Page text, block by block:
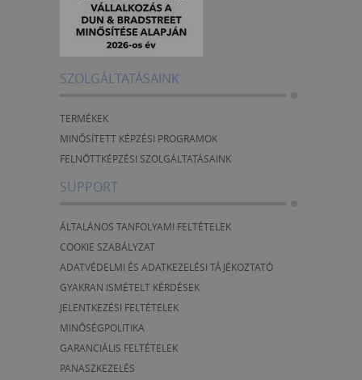
SZOLGÁLTATÁSAINK
TERMÉKEK
MINŐSÍTETT KÉPZÉSI PROGRAMOK
FELNŐTTKÉPZÉSI SZOLGÁLTATÁSAINK
SUPPORT
ÁLTALÁNOS TANFOLYAMI FELTÉTELEK
COOKIE SZABÁLYZAT
ADATVÉDELMI ÉS ADATKEZELÉSI TÁJÉKOZTATÓ
GYAKRAN ISMÉTELT KÉRDÉSEK
JELENTKEZÉSI FELTÉTELEK
MINŐSÉGPOLITIKA
GARANCIÁLIS FELTÉTELEK
PANASZKEZELÉS